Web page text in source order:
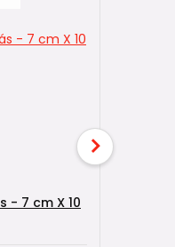
- 7 cm X 10